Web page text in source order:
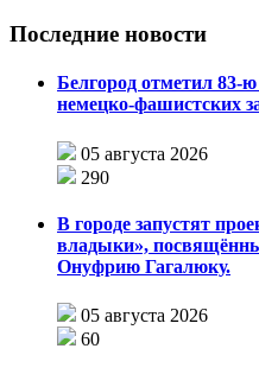
Последние новости
Белгород отметил 83-
немецко-фашистских
05 августа 2026
290
В городе запустят
владыки»,
Онуфрию Гагалюку.
05 августа 2026
60